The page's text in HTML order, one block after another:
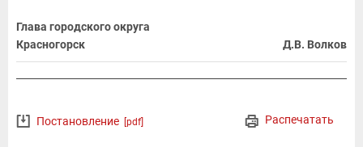
Глава городского округа
Красногорск
Д.В. Волков
Распечатать
Постановление [pdf]